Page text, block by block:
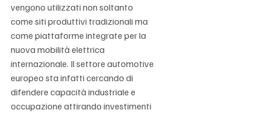
vengono utilizzati non soltanto
come siti produttivi tradizionali ma
come piattaforme integrate per la
nuova mobilità elettrica
internazionale. Il settore automotive
europeo sta infatti cercando di
difendere capacità industriale e
occupazione attirando investimenti